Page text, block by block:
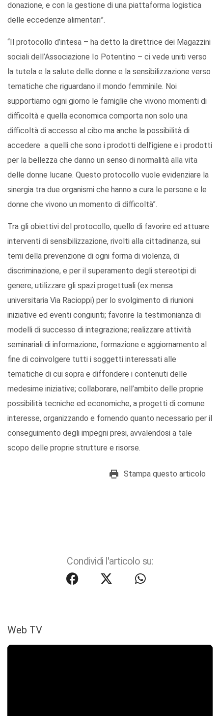
donazione, e con la gestione di una piattaforma logistica
delle eccedenze alimentari”.
“Il protocollo d’intesa – ha detto la direttrice dei Magazzini
sociali dell’Associazione Io Potentino – ci vede uniti verso
la tutela e la salute delle donne e la sensibilizzazione verso
tematiche che riguardano il mondo femminile. Noi
supportiamo ogni giorno le famiglie che vivono momenti di
difficoltà e quella economica comporta non solo una
difficoltà di accesso al cibo ma anche la possibilità di
accedere a quelli che sono i prodotti dell’igiene e i prodotti
per la bellezza che danno un senso di normalità alla vita
delle donne lucane. Questo protocollo vuole evidenziare la
sinergia tra due organismi che hanno a cura le persone e le
donne che vivono un momento di difficoltà”.
Tra gli obiettivi del protocollo, quello di favorire ed attuare
interventi di sensibilizzazione, rivolti alla cittadinanza, sui
temi della prevenzione di ogni forma di violenza, di
discriminazione, e per il superamento degli stereotipi di
genere; utilizzare gli spazi progettuali (ex mensa
universitaria Via Racioppi) per lo svolgimento di riunioni
iniziative ed eventi congiunti; favorire la testimonianza di
modelli di successo di integrazione; realizzare attività
seminariali di informazione, formazione e aggiornamento al
fine di coinvolgere tutti i soggetti interessati alle
tematiche di cui sopra e diffondere i contenuti delle
medesime iniziative; collaborare, nell’ambito delle proprie
possibilità tecniche ed economiche, a progetti di comune
interesse, organizzando e fornendo quanto necessario per il
conseguimento degli impegni presi, avvalendosi a tale
scopo delle proprie strutture e risorse.
Stampa questo articolo
Condividi l'articolo su:
Web TV